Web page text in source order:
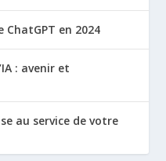
en 2024
: avenir et
au service de votre